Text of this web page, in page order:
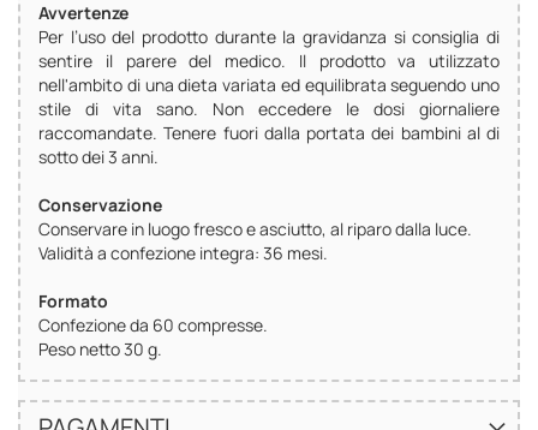
Avvertenze
Per l’uso del prodotto durante la gravidanza si consiglia di
sentire il parere del medico. Il prodotto va utilizzato
nell'ambito di una dieta variata ed equilibrata seguendo uno
stile di vita sano. Non eccedere le dosi giornaliere
raccomandate. Tenere fuori dalla portata dei bambini al di
sotto dei 3 anni.
Conservazione
Conservare in luogo fresco e asciutto, al riparo dalla luce.
Validità a confezione integra: 36 mesi.
Formato
Confezione da 60 compresse.
Peso netto 30 g.